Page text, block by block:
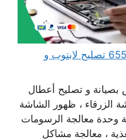
مهندس كمبيوتر الزور 65511033 تصليح لابتوب و
بصيانة و تصليح أعطال
الزرقاء ، ظهور الشاشة
وحدة معالجة الرسومات
، معالجة مشاكل